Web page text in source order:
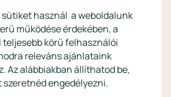
non-
Vértezze fel magát a
kibercsalásokkal
szemben!
Látogasson el a KiberPajzs
honlapra!
sütiket használ a weboldalunk
működése érdekében, a
teljesebb körű felhasználói
releváns ajánlataink
Az alábbiakban állíthatod be,
engedélyezni.